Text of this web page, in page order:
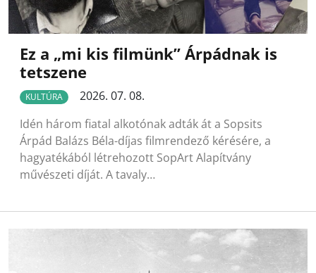
Ez a „mi kis filmünk” Árpádnak is
tetszene
KULTÚRA
2026. 07. 08.
Idén három fiatal alkotónak adták át a Sopsits
Árpád Balázs Béla-díjas filmrendező kérésére, a
hagyatékából létrehozott SopArt Alapítvány
művészeti díját. A tavaly…